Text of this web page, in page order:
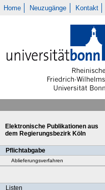
Home Neuzugänge Kontakt
Elektronische Publikationen aus
dem Regierungsbezirk Köln
Pflichtabgabe
Ablieferungsverfahren
Listen